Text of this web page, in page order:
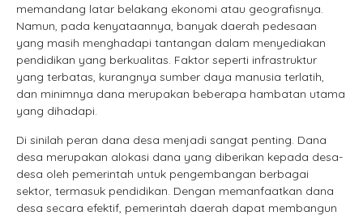
memandang latar belakang ekonomi atau geografisnya.
Namun, pada kenyataannya, banyak daerah pedesaan
yang masih menghadapi tantangan dalam menyediakan
pendidikan yang berkualitas. Faktor seperti infrastruktur
yang terbatas, kurangnya sumber daya manusia terlatih,
dan minimnya dana merupakan beberapa hambatan utama
yang dihadapi.
Di sinilah peran dana desa menjadi sangat penting. Dana
desa merupakan alokasi dana yang diberikan kepada desa-
desa oleh pemerintah untuk pengembangan berbagai
sektor, termasuk pendidikan. Dengan memanfaatkan dana
desa secara efektif, pemerintah daerah dapat membangun